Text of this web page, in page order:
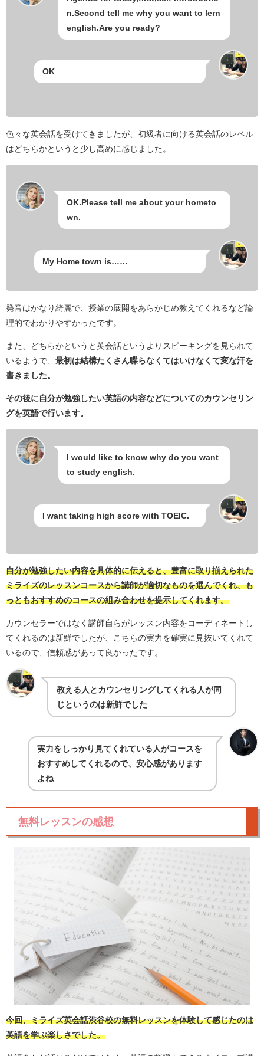
n.Second tell me why you want to lern
english.Are you ready?
OK
色々な英会話を受けてきましたが、初級者に向ける英会話のレベル
はどちらかというと少し高めに感じました。
OK.Please tell me about your hometo
wn.
My Home town is……
発音はかなり綺麗で、授業の展開をあらかじめ教えてくれるなど論
理的でわかりやすかったです。
また、どちらかというと英会話というよりスピーキングを見られて
いるようで、 最初は結構たくさん喋らなくてはいけなくて変な汗を
書きました。
その後に自分が勉強したい英語の内容などについてのカウンセリン
グを英語で行います。
I would like to know why do you want
to study english.
I want taking high score with TOEIC.
自分が勉強したい内容を具体的に伝えると、豊富に取り揃えられた
ミライズのレッスンコースから講師が適切なものを選んでくれ、も
っともおすすめのコースの組み合わせを提示してくれます。
カウンセラーではなく講師自らがレッスン内容をコーディネートし
てくれるのは新鮮でしたが、こちらの実力を確実に見抜いてくれて
いるので、信頼感があって良かったです。
教える人とカウンセリングしてくれる人が同
じというのは新鮮でした
実力をしっかり見てくれている人がコースを
おすすめしてくれるので、安心感があります
よね
無料レッスンの感想
今回、ミライズ英会話渋谷校の無料レッスンを体験して感じたのは
英語を学ぶ楽しさでした。